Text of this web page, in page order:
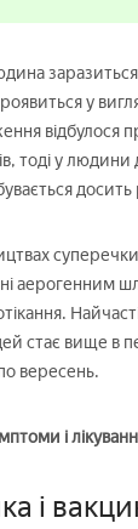
у
відбулося
тоді у людини
досить
аерогенним
стає вище в
вересень.
і
і